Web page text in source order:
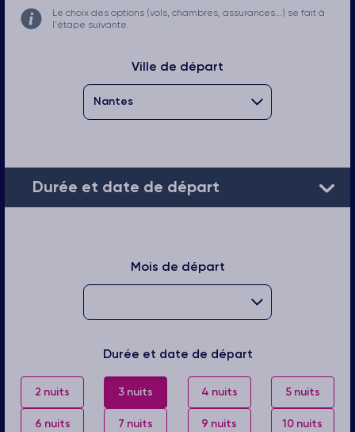
Le choix des options (vols, chambres, assurances...) se fait à
l'étape suivante.
Ville de départ
Durée et date de départ
Mois de départ
Durée et date de départ
2 nuits 3 nuits 4 nuits 5 nuits
6 nuits 7 nuits 9 nuits 10 nuits